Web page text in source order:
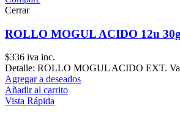
Cerrar
ROLLO MOGUL ACIDO 12u 30g
$336 iva inc.
Detalle: ROLLO MOGUL ACIDO EXT.
Agregar a deseados
Añadir al carrito
Vista Rápida